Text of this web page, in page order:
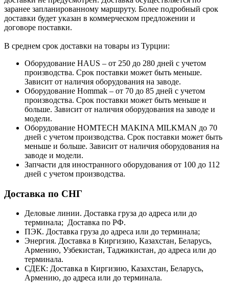
заранее запланированному маршруту. Более подробный срок
доставки будет указан в коммерческом предложении и
договоре поставки.
В среднем срок доставки на товары из Турции:
Оборудование HAUS – от 250 до 280 дней с учетом
производства. Срок поставки может быть меньше.
Зависит от наличия оборудования на заводе.
Оборудование Hommak – от 70 до 85 дней с учетом
производства. Срок поставки может быть меньше и
больше. Зависит от наличия оборудования на заводе и
модели.
Оборудование HOMTECH MAKINA MILKMAN до 70
дней с учетом производства. Срок поставки может быть
меньше и больше. Зависит от наличия оборудования на
заводе и модели.
Запчасти для иностранного оборудования от 100 до 112
дней с учетом производства.
Доставка по СНГ
Деловые линии. Доставка груза до адреса или до
терминала; Доставка по РФ.
ПЭК. Доставка груза до адреса или до терминала;
Энергия. Доставка в Киргизию, Казахстан, Беларусь,
Армению, Узбекистан, Таджикистан, до адреса или до
терминала.
СДЕК: Доставка в Киргизию, Казахстан, Беларусь,
Армению, до адреса или до терминала.